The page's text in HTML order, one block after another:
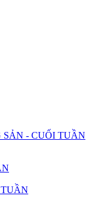
- CUỐI TUẦN